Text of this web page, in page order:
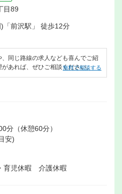
目89
)「前沢駅」 徒歩12分
同じ路線の求人なども喜んでご紹
あれば、ぜひご相談ください。
無料で相談する
分（休憩60分）
安)
児休暇 介護休暇